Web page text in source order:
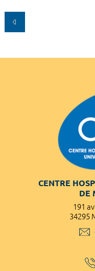
CENTRE
DE
191
34295